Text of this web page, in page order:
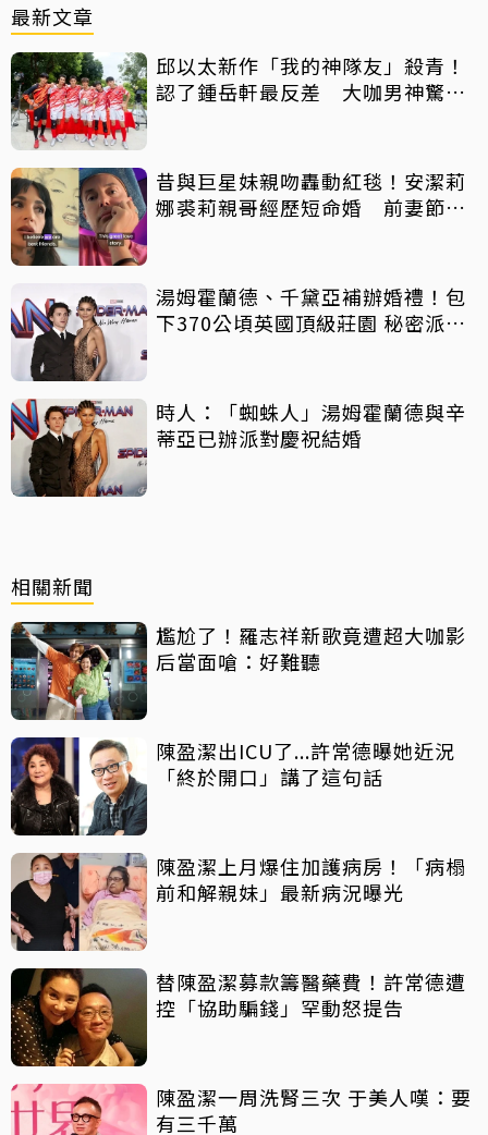
最新文章
邱以太新作「我的神隊友」殺青！
認了鍾岳軒最反差 大咖男神驚喜
昔與巨星妹親吻轟動紅毯！安潔莉
娜裘莉親哥經歷短命婚 前妻節目
湯姆霍蘭德、千黛亞補辦婚禮！包
下370公頃英國頂級莊園 秘密派對
時人：「蜘蛛人」湯姆霍蘭德與辛
蒂亞已辦派對慶祝結婚
相關新聞
尷尬了！羅志祥新歌竟遭超大咖影
后當面嗆：好難聽
陳盈潔出ICU了...許常德曝她近況
「終於開口」講了這句話
陳盈潔上月爆住加護病房！「病榻
前和解親妹」最新病況曝光
替陳盈潔募款籌醫藥費！許常德遭
控「協助騙錢」罕動怒提告
陳盈潔一周洗腎三次 于美人嘆：要
有三千萬